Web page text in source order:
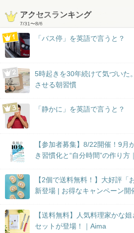
アクセスランキング
7/31〜8/6
「バス停」を英語で言うと？
5時起きを30年続けて気づいた
させる朝習慣
「静かに」を英語で言うと？
【参加者募集】8/22開催！9月
き習慣化と“自分時間”の作り
【2個で送料無料！】大好評「
新登場 | お得なキャンペーン開
【送料無料】人気料理家かな
セットが登場！｜Aima